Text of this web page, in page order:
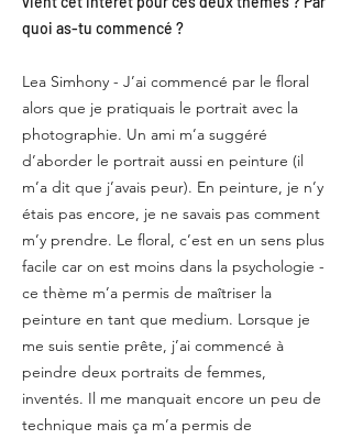
quoi as-tu commencé ?
Lea Simhony - J’ai commencé par le floral
alors que je pratiquais le portrait avec la
photographie. Un ami m’a suggéré
d’aborder le portrait aussi en peinture (il
m’a dit que j’avais peur). En peinture, je n’y
étais pas encore, je ne savais pas comment
m’y prendre. Le floral, c’est en un sens plus
facile car on est moins dans la psychologie -
ce thème m’a permis de maîtriser la
peinture en tant que medium. Lorsque je
me suis sentie prête, j’ai commencé à
peindre deux portraits de femmes,
inventés. Il me manquait encore un peu de
technique mais ça m’a permis de